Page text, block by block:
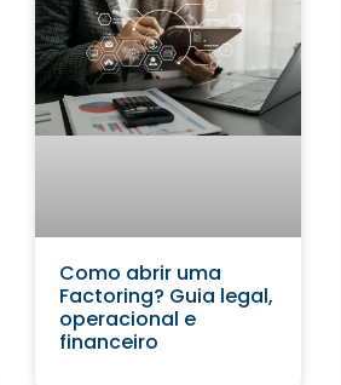
Como abrir uma
Factoring? Guia legal,
operacional e
financeiro